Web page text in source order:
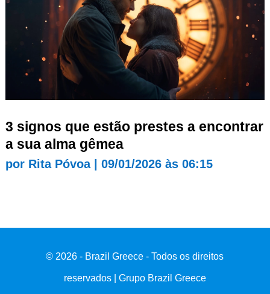
3 signos que estão prestes a encontrar
a sua alma gêmea
por Rita Póvoa| 09/01/2026 às 06:15
© 2026 - Brazil Greece - Todos os direitos
reservados | Grupo Brazil Greece